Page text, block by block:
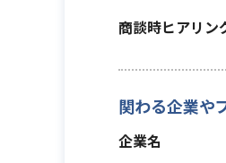
商談時ヒアリン
関わる企業や
企業名